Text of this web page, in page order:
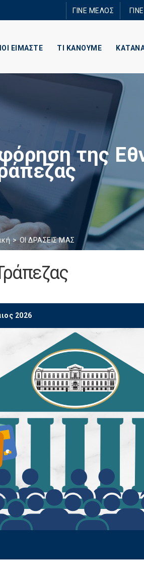
ΓΙΝΕ ΜΕΛΟΣ
ΕΙΜΑΣΤΕ ΤΙ ΚΑΝΟΥΜΕ
της
ΟΙ ΔΡΑΣΕΙΣ ΜΑΣ
2026